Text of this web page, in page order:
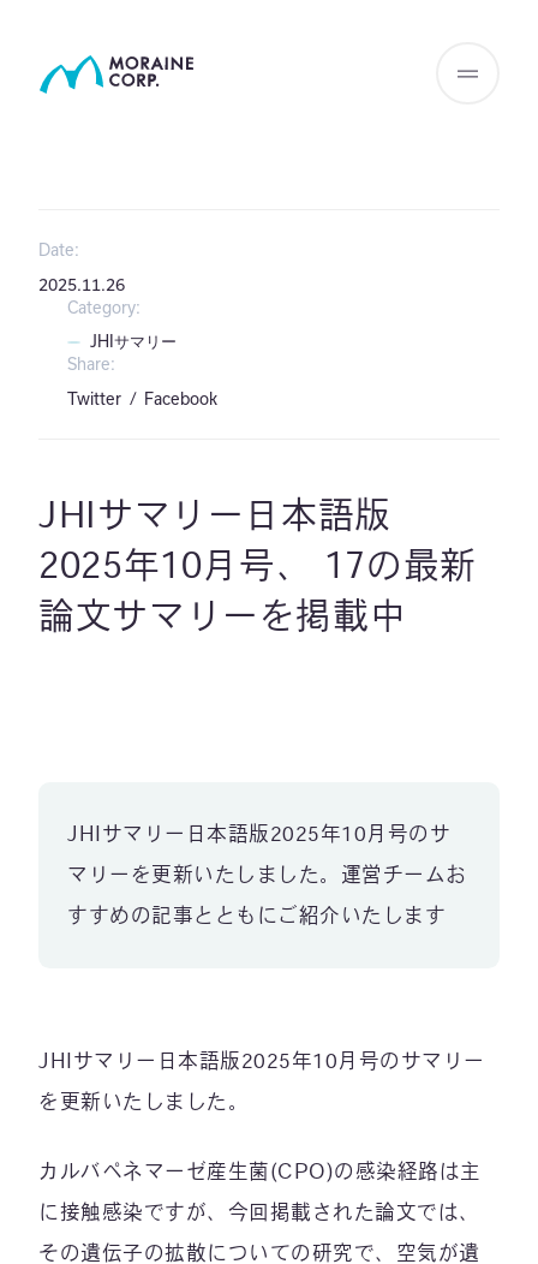
Date:
2025.11.26
Category:
JHIサマリー
Share:
Twitter
Facebook
JHIサマリー日本語版
2025年10月号、 17の最新
論文サマリーを掲載中
JHIサマリー日本語版2025年10月号のサ
マリーを更新いたしました。運営チームお
すすめの記事とともにご紹介いたします
JHIサマリー日本語版2025年10月号のサマリー
を更新いたしました。
カルバペネマーゼ産生菌(CPO)の感染経路は主
に接触感染ですが、今回掲載された論文では、
その遺伝子の拡散についての研究で、空気が遺